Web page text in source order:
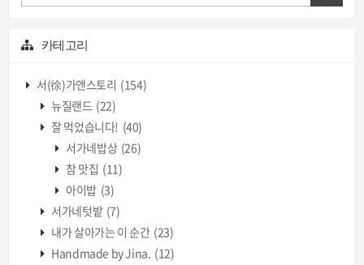
카테고리
서(徐)가앤스토리 (154)
뉴질랜드 (22)
잘 먹었습니다! (40)
서가네밥상 (26)
참 맛집 (11)
아이밥 (3)
서가네텃밭 (7)
내가 살아가는 이 순간 (23)
Handmade by Jina. (12)